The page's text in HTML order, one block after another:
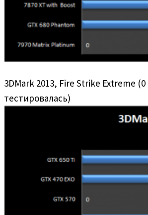
3DMark 2013, Fire Strike Extreme
тестировалась)